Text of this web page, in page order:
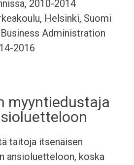
2010-2014
Helsinki, Suomi
Administration
2016
myyntiedustaja
taitoja itsenäisen
ansioluetteloon, koska